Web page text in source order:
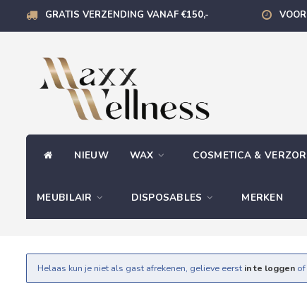
GRATIS VERZENDING VANAF €150,-
NIEUW WAX COSMETICA &
MEUBILAIR DISPOSABLES MERKEN
Helaas kun je niet als gast afrekenen, gelieve eerst in te loggen